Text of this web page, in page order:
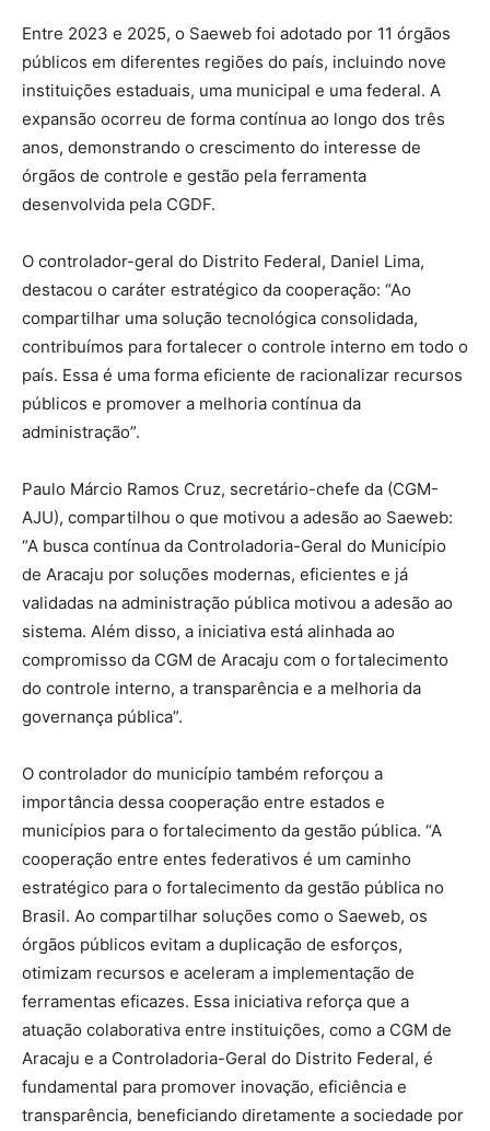
Entre 2023 e 2025, o Saeweb foi adotado por 11 órgãos
públicos em diferentes regiões do país, incluindo nove
instituições estaduais, uma municipal e uma federal. A
expansão ocorreu de forma contínua ao longo dos três
anos, demonstrando o crescimento do interesse de
órgãos de controle e gestão pela ferramenta
desenvolvida pela CGDF.
O controlador-geral do Distrito Federal, Daniel Lima,
destacou o caráter estratégico da cooperação: “Ao
compartilhar uma solução tecnológica consolidada,
contribuímos para fortalecer o controle interno em todo o
país. Essa é uma forma eficiente de racionalizar recursos
públicos e promover a melhoria contínua da
administração”.
Paulo Márcio Ramos Cruz, secretário-chefe da (CGM-
AJU), compartilhou o que motivou a adesão ao Saeweb:
“A busca contínua da Controladoria-Geral do Município
de Aracaju por soluções modernas, eficientes e já
validadas na administração pública motivou a adesão ao
sistema. Além disso, a iniciativa está alinhada ao
compromisso da CGM de Aracaju com o fortalecimento
do controle interno, a transparência e a melhoria da
governança pública”.
O controlador do município também reforçou a
importância dessa cooperação entre estados e
municípios para o fortalecimento da gestão pública. “A
cooperação entre entes federativos é um caminho
estratégico para o fortalecimento da gestão pública no
Brasil. Ao compartilhar soluções como o Saeweb, os
órgãos públicos evitam a duplicação de esforços,
otimizam recursos e aceleram a implementação de
ferramentas eficazes. Essa iniciativa reforça que a
atuação colaborativa entre instituições, como a CGM de
Aracaju e a Controladoria-Geral do Distrito Federal, é
fundamental para promover inovação, eficiência e
transparência, beneficiando diretamente a sociedade por